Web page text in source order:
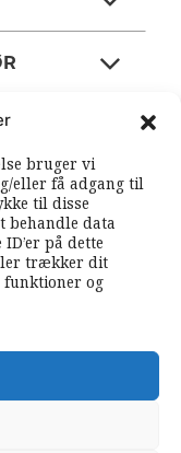
bruger vi
eller få adgang til
til disse
behandle data
på dette
trækker dit
funktioner og
RSS FEEDS